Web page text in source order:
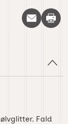
Skriv
Fald